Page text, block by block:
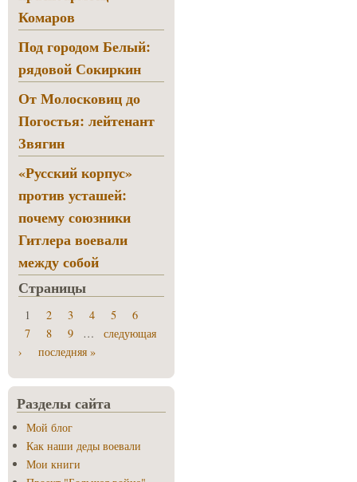
Комаров
Под городом Белый:
рядовой Сокиркин
От Молосковиц до
Погостья: лейтенант
Звягин
«Русский корпус»
против усташей:
почему союзники
Гитлера воевали
между собой
Страницы
1 2 3 4 5
6
7
8 9 …
следующая
›
последняя »
Разделы сайта
Мой блог
Как наши деды воевали
Мои книги